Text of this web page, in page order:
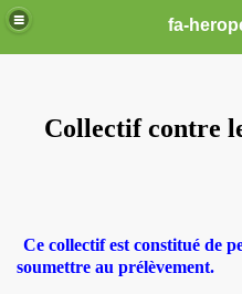
fa-
Collectif contre
Ce collectif est constitué de
soumettre au prélèvement.